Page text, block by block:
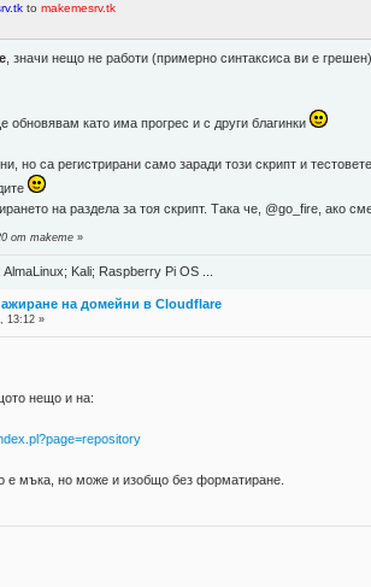
tomakemesrv.tk
, значи нещо не работи (примерно синтаксиса ви е
обновявам като има прогрес и с други благинки
но са регистрирани само заради този скрипт и
на раздела за тоя скрипт. Така че, @go_fire, ако
от makeme »
Kali; Raspberry Pi OS ...
на домейни в Cloudflare
13:12 »
нещо и на:
е мъка, но може и изобщо без форматиране.